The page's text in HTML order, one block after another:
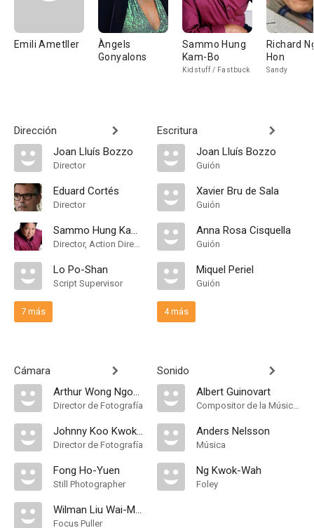
Emili Ametller
Àngels
Gonyalons
Sammo Hung
Kam-Bo
Kidstuff / Fastbuck
Richard
Hon
Sandy
Dirección
Joan Lluís Bozzo
Director
Eduard Cortés
Director
Sammo Hung Kam-Bo
Director, Action Director
Lo Po-Shan
Script Supervisor
7 más
Cámara
Arthur Wong Ngok-Tai
Director de Fotografía
Johnny Koo Kwok-Wah
Director de Fotografía
Fong Ho-Yuen
Still Photographer
Wilman Liu Wai-Man
Focus Puller
Escritura
Joan Lluís Bozzo
Guión
Xavier Bru de Sala
Guión
Anna Rosa Cisquella
Guión
Miquel Periel
Guión
4 más
Sonido
Albert Guinovart
Compositor de la Música Original
Anders Nelsson
Música
Ng Kwok-Wah
Foley